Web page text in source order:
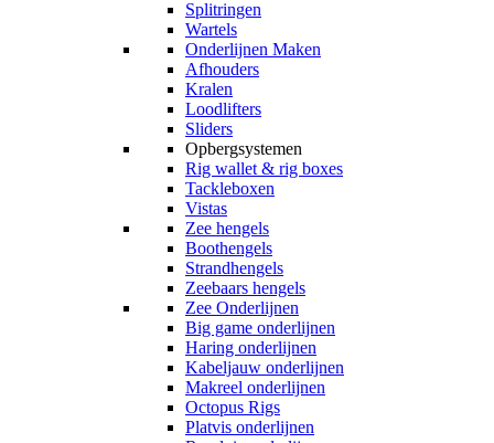
Splitringen
Wartels
Onderlijnen Maken
Afhouders
Kralen
Loodlifters
Sliders
Opbergsystemen
Rig wallet & rig boxes
Tackleboxen
Vistas
Zee hengels
Boothengels
Strandhengels
Zeebaars hengels
Zee Onderlijnen
Big game onderlijnen
Haring onderlijnen
Kabeljauw onderlijnen
Makreel onderlijnen
Octopus Rigs
Platvis onderlijnen